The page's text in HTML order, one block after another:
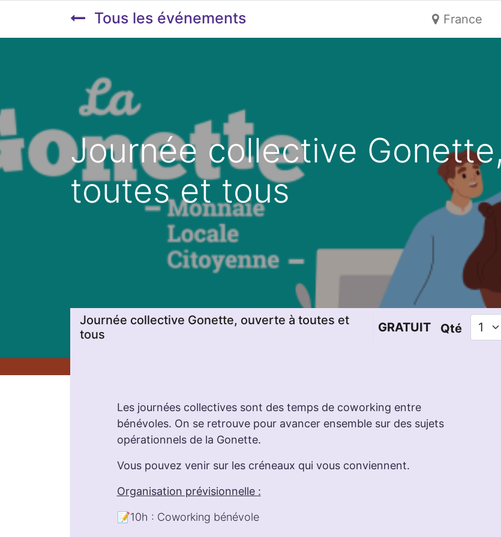
Tous les événements France
Journée collective
toutes et tous
Journée collective Gonette, ouverte à toutes et
tous
GRATUIT Qté
Les journées collectives sont des temps de coworking entre
bénévoles. On se retrouve pour avancer ensemble sur des sujets
opérationnels de la Gonette.
Vous pouvez venir sur les créneaux qui vous conviennent.
Organisation prévisionnelle :
📝10h : Coworking bénévole